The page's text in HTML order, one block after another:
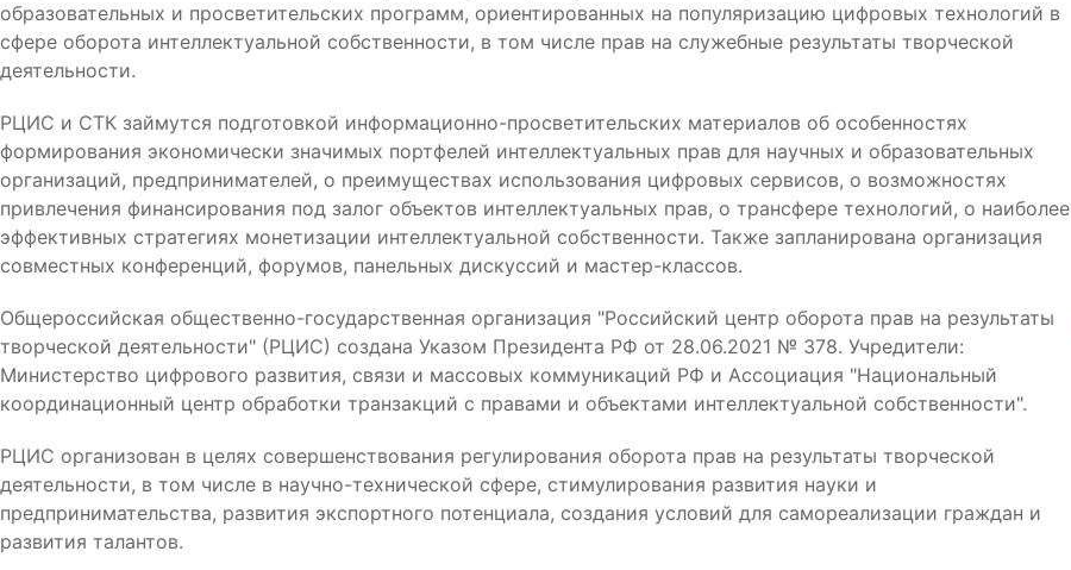
образовательных и просветительских программ, ориентированных на популяризацию цифровых технологий в
сфере оборота интеллектуальной собственности, в том числе прав на служебные результаты творческой
деятельности.
РЦИС и СТК займутся подготовкой информационно-просветительских материалов об особенностях
формирования экономически значимых портфелей интеллектуальных прав для научных и образовательных
организаций, предпринимателей, о преимуществах использования цифровых сервисов, о возможностях
привлечения финансирования под залог объектов интеллектуальных прав, о трансфере технологий, о наиболее
эффективных стратегиях монетизации интеллектуальной собственности. Также запланирована организация
совместных конференций, форумов, панельных дискуссий и мастер-классов.
Общероссийская общественно-государственная организация "Российский центр оборота прав на результаты
творческой деятельности" (РЦИС) создана Указом Президента РФ от 28.06.2021 № 378. Учредители:
Министерство цифрового развития, связи и массовых коммуникаций РФ и Ассоциация "Национальный
координационный центр обработки транзакций с правами и объектами интеллектуальной собственности".
РЦИС организован в целях совершенствования регулирования оборота прав на результаты творческой
деятельности, в том числе в научно-технической сфере, стимулирования развития науки и
предпринимательства, развития экспортного потенциала, создания условий для самореализации граждан и
развития талантов.